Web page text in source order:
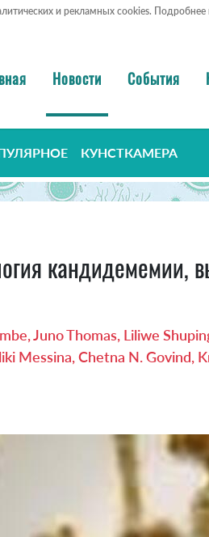
и рекламных cookies. Подробнее
Новости События
КУНСТКАМЕРА
кандидемемии,
Juno Thomas, Liliwe
Messina, Chetna N.